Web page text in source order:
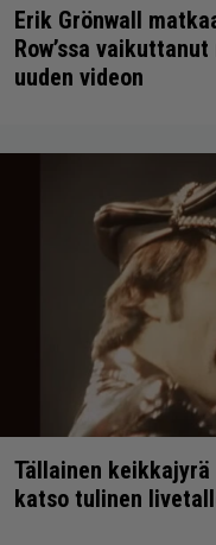
Erik Grönwall
Row’ssa
uuden videon
Tällainen keikkajyrä
katso tulinen